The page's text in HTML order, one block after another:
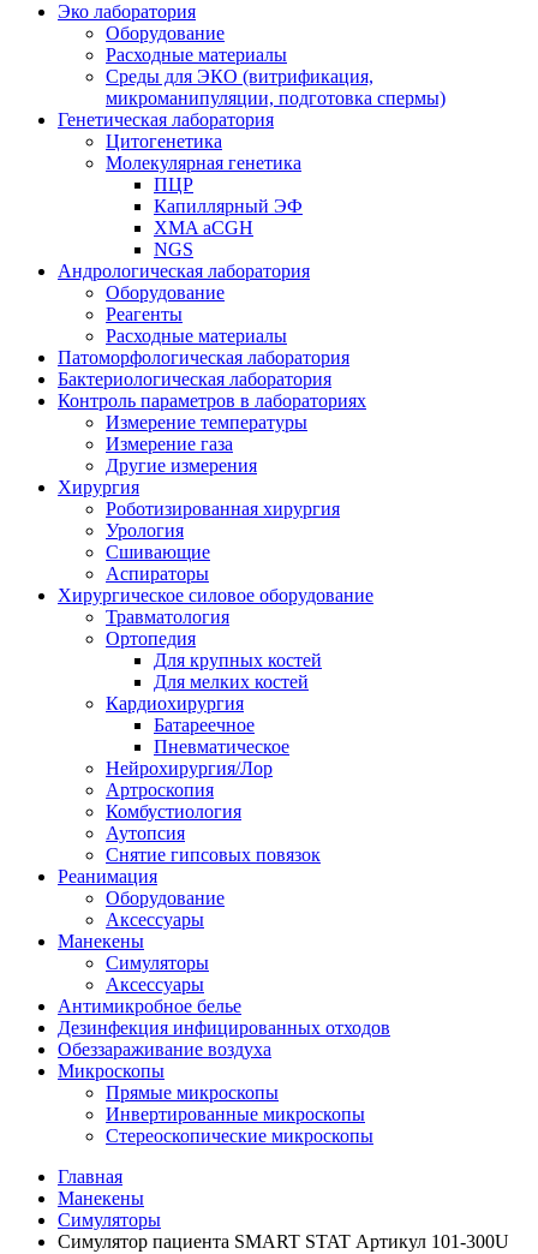
Эко лаборатория
Оборудование
Расходные материалы
Среды для ЭКО (витрификация,
микроманипуляции, подготовка спермы)
Генетическая лаборатория
Цитогенетика
Молекулярная генетика
ПЦР
Капиллярный ЭФ
XMA aCGH
NGS
Андрологическая лаборатория
Оборудование
Реагенты
Расходные материалы
Патоморфологическая лаборатория
Бактериологическая лаборатория
Контроль параметров в лабораториях
Измерение температуры
Измерение газа
Другие измерения
Хирургия
Роботизированная хирургия
Урология
Сшивающие
Аспираторы
Хирургическое силовое оборудование
Травматология
Ортопедия
Для крупных костей
Для мелких костей
Кардиохирургия
Батареечное
Пневматическое
Нейрохирургия/Лор
Артроскопия
Комбустиология
Аутопсия
Снятие гипсовых повязок
Реанимация
Оборудование
Аксессуары
Манекены
Симуляторы
Аксессуары
Антимикробное белье
Дезинфекция инфицированных отходов
Обеззараживание воздуха
Микроскопы
Прямые микроскопы
Инвертированные микроскопы
Стереоскопические микроскопы
Главная
Манекены
Симуляторы
Симулятор пациента SMART STAT Артикул 101-300U